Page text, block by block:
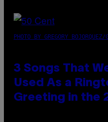
PHOTO BY GREGORY
3 Songs That
Used As a
Greeting in the